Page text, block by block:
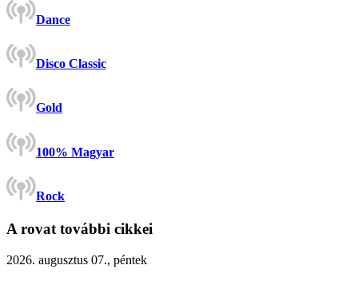
Dance
Disco Classic
Gold
100% Magyar
Rock
A rovat további cikkei
2026. augusztus 07., péntek